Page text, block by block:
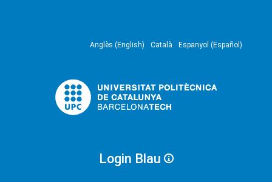
Anglès (English) Català Espanyol (Español)
Login Blau